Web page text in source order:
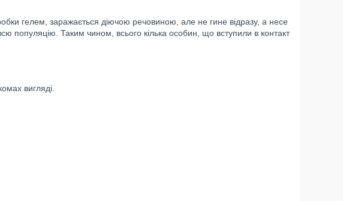
гелем, заражається діючою речовиною, але не гине відразу, а несе
популяцію. Таким чином, всього кілька особин, що вступили в контакт
вигляді.